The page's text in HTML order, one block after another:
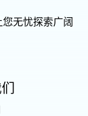
无忧探索广阔